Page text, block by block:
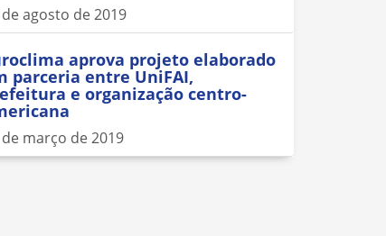
agosto de 2019
aprova projeto elaborado
parceria entre UniFAI,
e organização centro-
março de 2019